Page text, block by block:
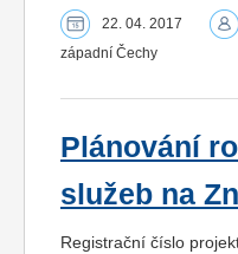
22. 04. 2017
západní Čechy
Plánování
služeb na
Registrační číslo